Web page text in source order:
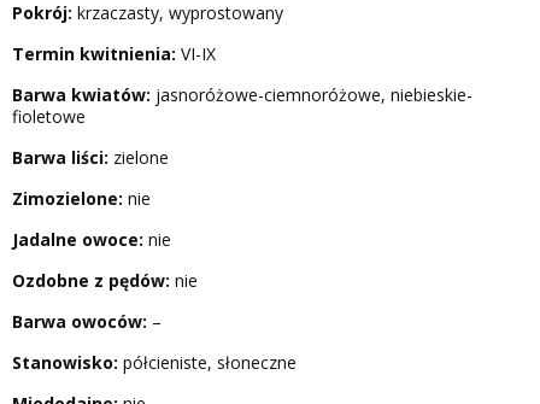
Pokrój: krzaczasty, wyprostowany
Termin kwitnienia: VI-IX
Barwa kwiatów: jasnoróżowe-ciemnoróżowe, niebieskie-
fioletowe
Barwa liści: zielone
Zimozielone: nie
Jadalne owoce: nie
Ozdobne z pędów: nie
Barwa owoców: –
Stanowisko: półcieniste, słoneczne